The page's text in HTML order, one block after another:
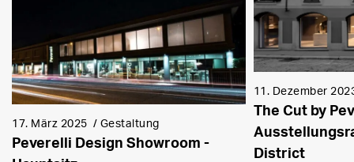
17. März 2025 / Gestaltung
Peverelli Design Showroom -
11. Dezember
The Cut by
District